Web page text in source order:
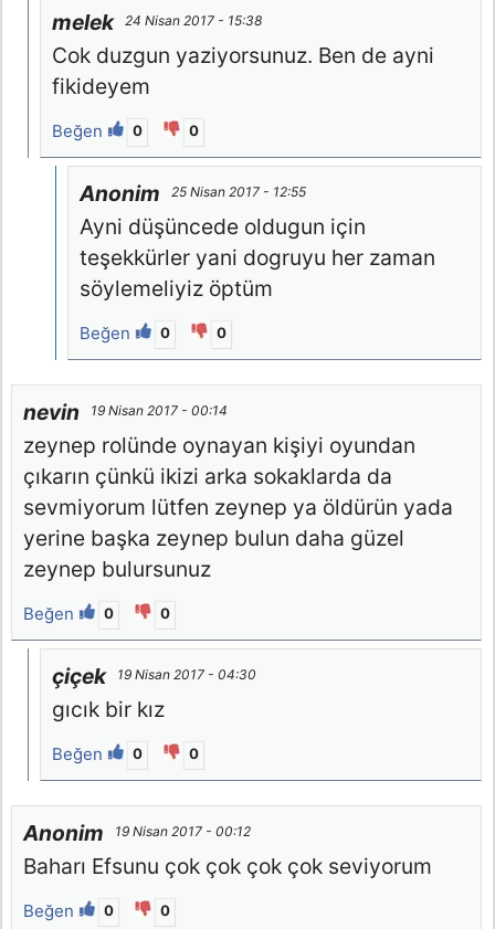
melek 24 Nisan 2017 - 15:38
Cok duzgun yaziyorsunuz. Ben de ayni
fikideyem
Beğen 0 0
Anonim 25 Nisan 2017 - 12:55
Ayni düşüncede oldugun için
teşekkürler yani dogruyu her zaman
söylemeliyiz öptüm
Beğen 0 0
nevin 19 Nisan 2017 - 00:14
zeynep rolünde oynayan kişiyi oyundan
çıkarın çünkü ikizi arka sokaklarda da
sevmiyorum lütfen zeynep ya öldürün yada
yerine başka zeynep bulun daha güzel
zeynep bulursunuz
Beğen 0 0
çiçek 19 Nisan 2017 - 04:30
gıcık bir kız
Beğen 0 0
Anonim 19 Nisan 2017 - 00:12
Baharı Efsunu çok çok çok çok seviyorum
Beğen 0 0